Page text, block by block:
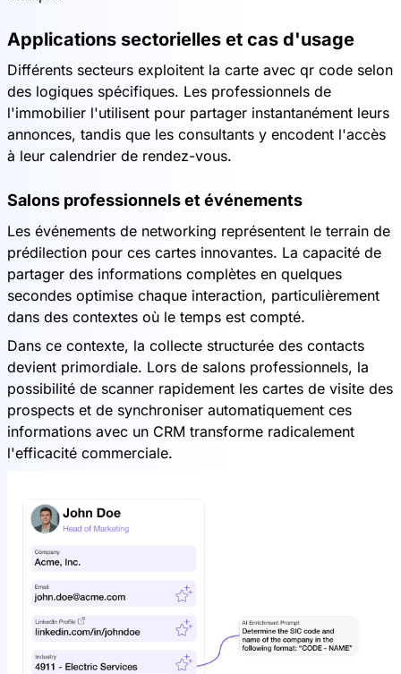
Applications sectorielles et cas d'usage
Différents secteurs exploitent la carte avec qr code selon
des logiques spécifiques. Les professionnels de
l'immobilier l'utilisent pour partager instantanément leurs
annonces, tandis que les consultants y encodent l'accès
à leur calendrier de rendez-vous.
Salons professionnels et événements
Les événements de networking représentent le terrain de
prédilection pour ces cartes innovantes. La capacité de
partager des informations complètes en quelques
secondes optimise chaque interaction, particulièrement
dans des contextes où le temps est compté.
Dans ce contexte, la collecte structurée des contacts
devient primordiale. Lors de salons professionnels, la
possibilité de scanner rapidement les cartes de visite des
prospects et de synchroniser automatiquement ces
informations avec un CRM transforme radicalement
l'efficacité commerciale.